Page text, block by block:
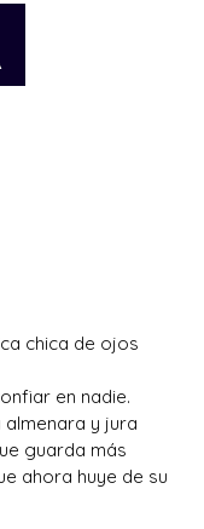
chica de ojos
en nadie.
y jura
guarda más
ahora huye de su